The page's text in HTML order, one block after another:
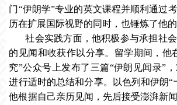
门“伊朗学”专业的英文课程并顺利通过
历在扩展国际视野的同时，也锤炼了他的
社会实践方面，他积极参与承担社
的见闻和收获作以分享。留学期间，他
究”公众号上发布了三篇“伊朗见闻录”
进行适时的总结和分享。以色列和伊朗“
他根据自己亲历见闻，先后接受澎湃新